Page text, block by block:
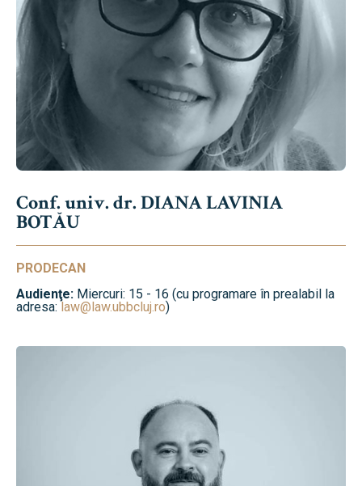
Conf. univ. dr. DIANA LAVINIA
BOTĂU
PRODECAN
Audienţe: Miercuri: 15 - 16 (cu programare în prealabil la
adresa: law@law.ubbcluj.ro)